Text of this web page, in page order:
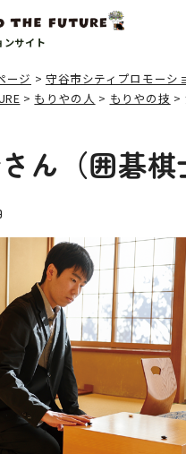
ンサイト
ージ > 守谷市シティプロモーシ
> もりやの人 > もりやの技 >
ん（囲碁棋